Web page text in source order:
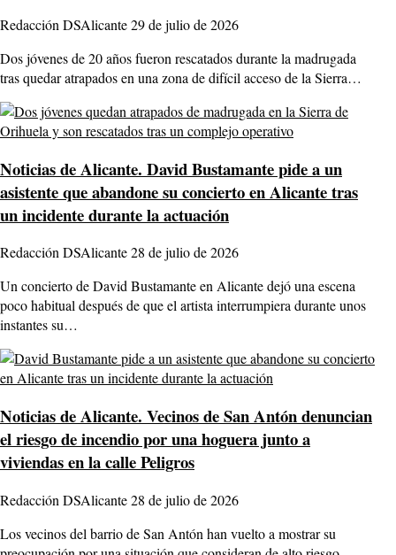
Redacción DSAlicante29 de julio de 2026
Dos jóvenes de 20 años fueron rescatados durante la madrugada
tras quedar atrapados en una zona de difícil acceso de la Sierra…
Noticias de Alicante. David Bustamante pide a un
asistente que abandone su concierto en Alicante tras
un incidente durante la actuación
Redacción DSAlicante28 de julio de 2026
Un concierto de David Bustamante en Alicante dejó una escena
poco habitual después de que el artista interrumpiera durante unos
instantes su…
Noticias de Alicante. Vecinos de San Antón denuncian
el riesgo de incendio por una hoguera junto a
viviendas en la calle Peligros
Redacción DSAlicante28 de julio de 2026
Los vecinos del barrio de San Antón han vuelto a mostrar su